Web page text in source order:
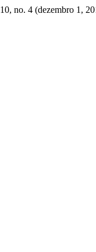
10, no. 4 (dezembro 1,